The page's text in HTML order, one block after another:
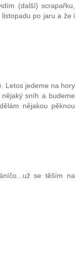
(další) scrapařku,
po jaru a že i
Letos jedeme na hory
sníh a budeme
nějakou pěknou
se těším na